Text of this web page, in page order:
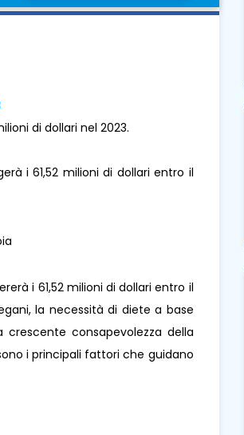
di dollari nel 2023.
i 61,52 milioni di dollari entro il
i 61,52 milioni di dollari entro il
la necessità di diete a base
consapevolezza della
i principali fattori che guidano